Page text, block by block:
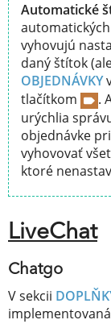
Automatické
vyhovujú
daný štítok
OBJEDNÁVKY
tlačítkom
.
urýchlia
objednávke
vyhovovať
ktoré
LiveChat
Chatgo
V sekcii